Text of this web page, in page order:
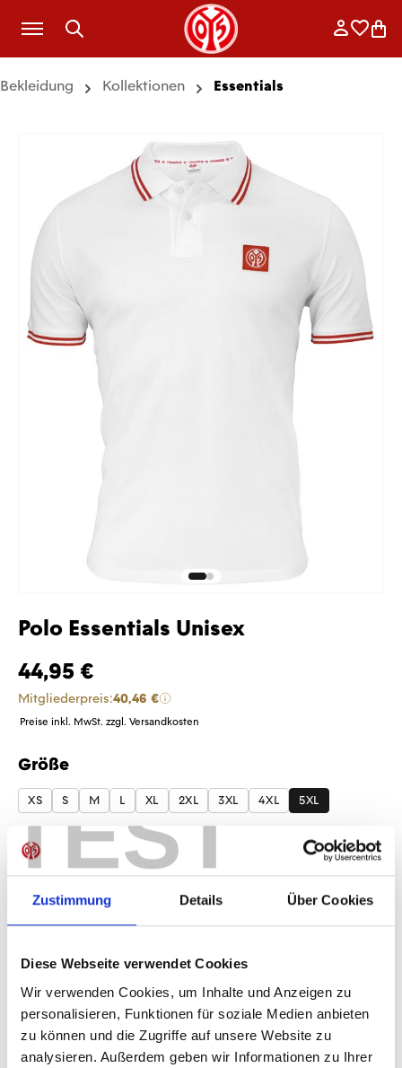
TEST
Zustimmung Details Über Cookies
Diese Webseite verwendet Cookies
Wir verwenden Cookies, um Inhalte und Anzeigen zu
personalisieren, Funktionen für soziale Medien anbieten
zu können und die Zugriffe auf unsere Website zu
analysieren. Außerdem geben wir Informationen zu Ihrer
Zum Hauptinhalt springen
Bekleidung Kollektionen Essentials
Polo Essentials Unisex
44,95 €
Mitgliederpreis:40,46 €
Preise inkl. MwSt. zzgl. Versandkosten
Größe
auswählen
XS S M L XL 2XL 3XL 4XL 5XL
Produkt Anzahl: Gib den gewünschten
Anzahl